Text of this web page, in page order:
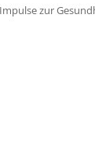
Impulse zur